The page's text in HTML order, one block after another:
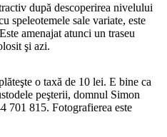
după descoperirea nivelului
speleotemele sale variate, este
amenajat atunci un traseu
şi azi.
o taxă de 10 lei. E bine ca
peşterii, domnul Simon
701 815. Fotografierea este